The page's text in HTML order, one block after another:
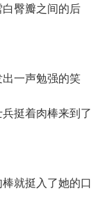
臀瓣之间的后
一声勉强的笑
挺着肉棒来到了
就挺入了她的口